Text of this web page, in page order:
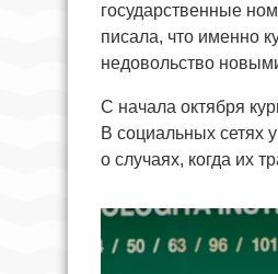
государственные
писала, что именно
недовольство
С начала октября
В социальных сетях
о случаях, когда их